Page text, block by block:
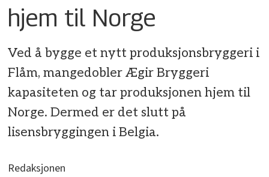
hjem til Norge
Ved å bygge et nytt produksjonsbryggeri i
Flåm, mangedobler Ægir Bryggeri
kapasiteten og tar produksjonen hjem til
Norge. Dermed er det slutt på
lisensbryggingen i Belgia.
Redaksjonen